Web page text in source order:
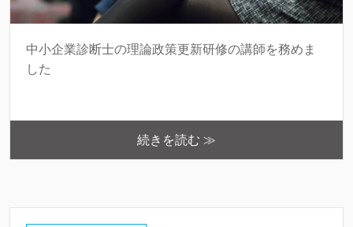
中小企業診断士の理論政策更新研修の講師を務めま
した
続きを読む ≫